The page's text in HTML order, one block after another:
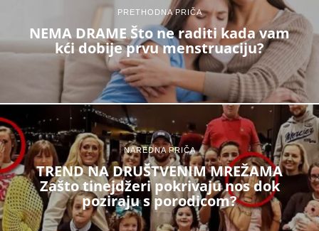
PRETHODNA PRIČA
NEMA DRAME Što ne raditi kada vam
kći dobije prvu menstruaciju?
NAREDNA PRIČA
TREND NA DRUŠTVENIM MREŽAMA
Zašto tinejdžeri pokrivaju nos dok
poziraju s porodicom?